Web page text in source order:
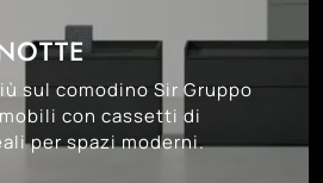
sul comodino Sir Gruppo
con cassetti di
per spazi moderni.